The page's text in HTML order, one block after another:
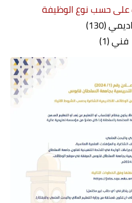
على حسب نوع الوظيفة
(130)
فني (1)